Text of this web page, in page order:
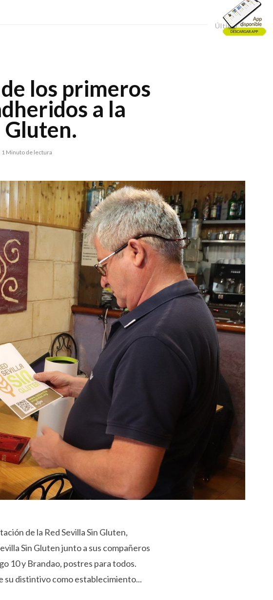
Último
los primeros
a la
Gluten.
1 Minuto de lectura
de la Red Sevilla Sin Gluten,
Sin Gluten junto a sus compañeros
10 y Brandao, postres para todos.
su distintivo como establecimiento...